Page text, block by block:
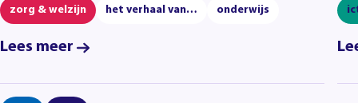
zorg & welzijn het verhaal van… onderwijs
Lees meer